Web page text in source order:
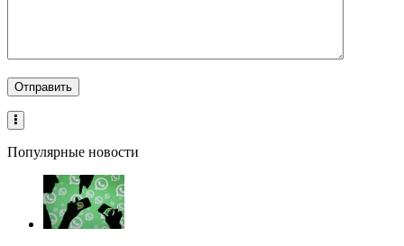
Популярные новости